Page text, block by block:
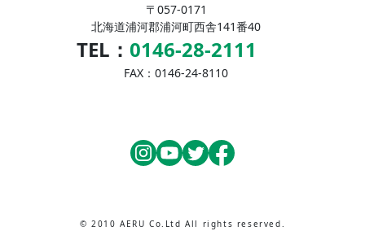
〒057-0171
北海道浦河郡浦河町西舎141番40
TEL： 0146-28-2111
FAX：0146-24-8110
© 2010 AERU Co.Ltd All rights reserved.